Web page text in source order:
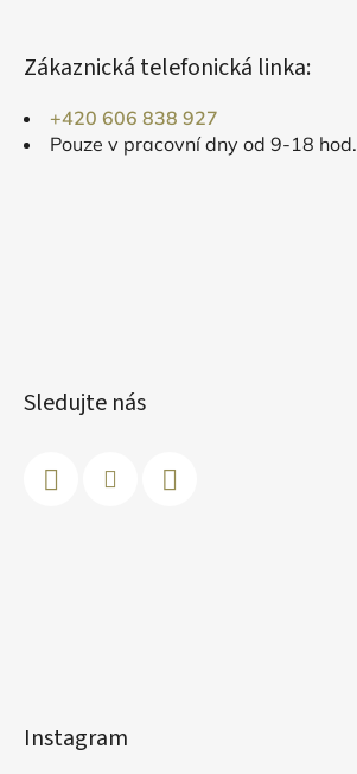
Zákaznická telefonická linka:
+420 606 838 927
Pouze v pracovní dny od 9-18 hod.
Sledujte nás
Instagram